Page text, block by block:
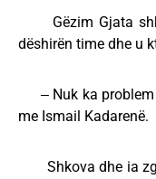
Gëzim Gjata
dëshirën time dhe u
‒ Nuk ka problem
me Ismail Kadarenë.
Shkova dhe ia